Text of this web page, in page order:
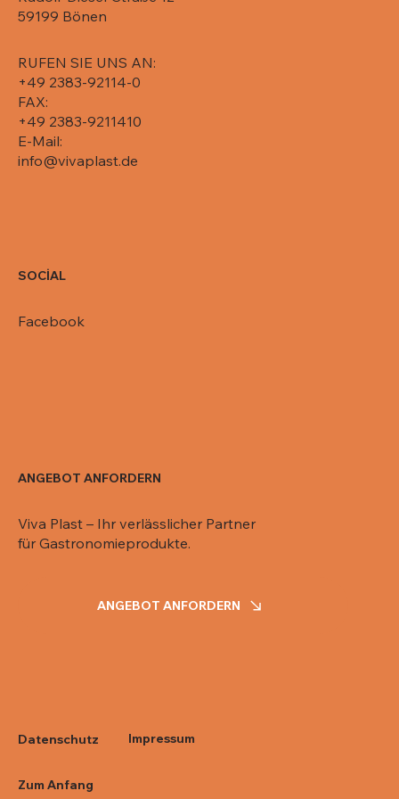
Pack/Karton, 071-5750
Pack/Karton, 071-5725
Pack/Karton, 071-5715
Pack/Karton, 071-5710
650, 081-R65-650L
59199 Bönen
RUFEN SIE UNS AN:
+49 2383-92114-0
FAX:
+49 2383-9211410
E-Mail:
info@vivaplast.de
SOCİAL
Facebook
ANGEBOT ANFORDERN
Viva Plast – Ihr verlässlicher Partner
für Gastronomieprodukte.
ANGEBOT ANFORDERN
Datenschutz
Zum Anfang
Impressum